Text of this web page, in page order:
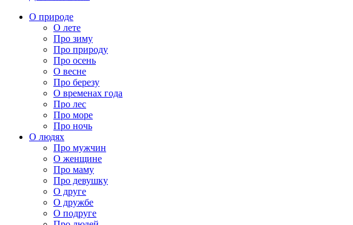
О природе
О лете
Про зиму
Про природу
Про осень
О весне
Про березу
О временах года
Про лес
Про море
Про ночь
О людях
Про мужчин
О женщине
Про маму
Про девушку
О друге
О дружбе
О подруге